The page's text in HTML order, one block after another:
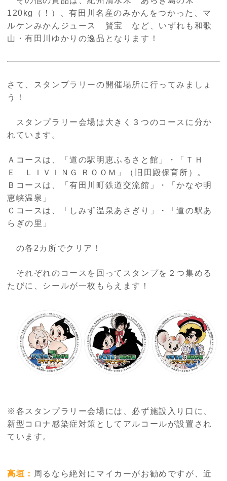
120kg
（！）、有田川名産のみかんをつかった、マ
ルケンみかんジュース 賢宝 など、いずれも和歌
山・有田川ゆかりの逸品となります！
さて、スタンプラリーの開催場所に行ってみましょ
う！
スタンプラリー会場は大きく３つのコースに分か
れています。
Ａコースは、「道の駅明恵ふるさと館」・「ＴＨ
Ｅ ＬＩＶＩＮＧ ＲＯＯＭ」（旧田殿保育所）。
Ｂコースは、「有田川町鉄道交流館」・「かなや明
恵峡温泉」
Ｃコースは、「しみず温泉あさぎり」・「道の駅あ
らぎの里」
の各 2 カ所でクリア！
それぞれのコースを回ってスタンプを２つ集める
たびに、シールが一枚もらえます！
※各スタンプラリー会場には、必ず施設入り口に、
新型コロナ感染症対策としてアルコールが設置され
ています。
高垣： 周るなら絶対にマイカーがお勧めですが、近